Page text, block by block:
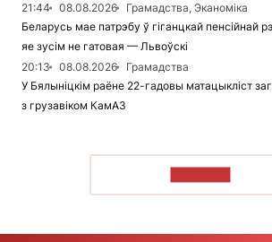
21:44
08.08.2026
Грамадства, Эканоміка
Беларусь мае патрэбу ў гіганцкай пенсійнай
яе зусім не гатовая — Львоўскі
20:13
08.08.2026
Грамадства
У Бялыніцкім раёне 22-гадовы матацыкліст
з грузавіком КамАЗ